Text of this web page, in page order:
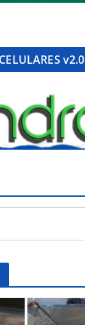
v2.0